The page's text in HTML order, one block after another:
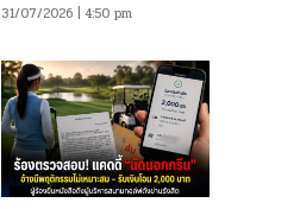
31/07/2026 | 4:50 pm